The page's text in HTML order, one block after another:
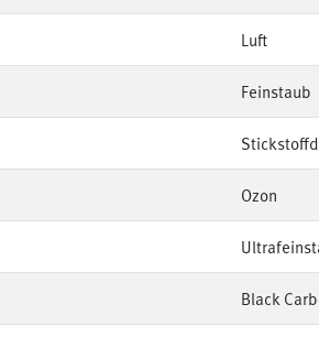
Luft
Feinstaub
Ozon
Black